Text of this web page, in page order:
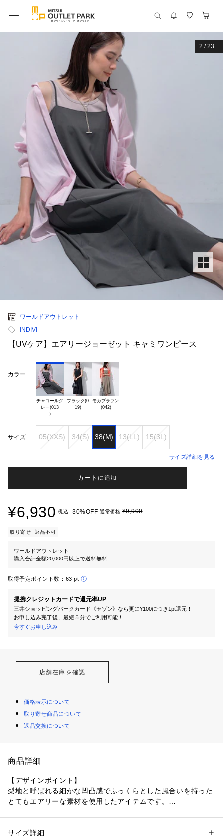
2 /23
ワールドアウトレット
INDIVI
【UVケア】エアリージョーゼット キャミワンピース
カラー
チャコールグ
レー(013
)
ブラック(0
19)
モカブラウン
(042)
サイズ 05(XXS) 34(S) 38(M) 13(LL) 15(3L)
サイズ詳細を見る
カートに追加
¥6,930 税込 30%OFF 通常価格¥9,900
取り寄せ 返品不可
ワールドアウトレット
購入合計金額20,000円以上で送料無料
取得予定ポイント数： 63 pt
提携クレジットカードで還元率UP
三井ショッピングパークカード《セゾン》なら更に¥100につき1pt還元！
お申し込み完了後、最短５分でご利用可能！
今すぐお申し込み
店舗在庫を確認
価格表示について
取り寄せ商品について
返品交換について
商品詳細
【デザインポイント】
梨地と呼ばれる細かな凹凸感でふっくらとした風合いを持った
とてもエアリーな素材を使用したアイテムです。
しく着ていただけます。
性別：レディース
サイズ詳細